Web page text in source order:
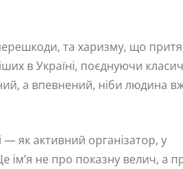
та харизму, що
в Україні, поєднуючи
а впевнений, ніби людина
як активний організатор, у
ім’я не про показну велич, а